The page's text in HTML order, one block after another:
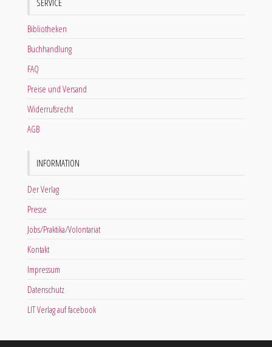
SERVICE
Bibliotheken
Buchhandlung
FAQ
Preise und Versand
Widerrufsrecht
AGB
INFORMATION
Der Verlag
Presse
Jobs/Praktika/Volontariat
Kontakt
Impressum
Datenschutz
LIT Verlag auf facebook